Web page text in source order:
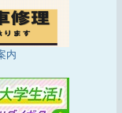
内